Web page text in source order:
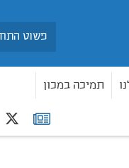
תמיכה במכון
רשימת
תפוצה